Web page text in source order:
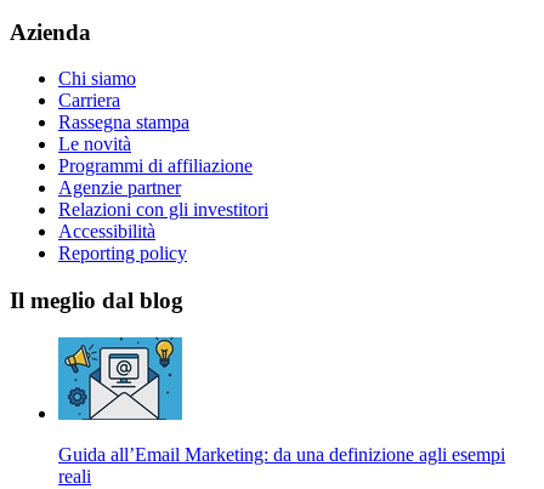
Azienda
Chi siamo
Carriera
Rassegna stampa
Le novità
Programmi di affiliazione
Agenzie partner
Relazioni con gli investitori
Accessibilità
Reporting policy
Il meglio dal blog
Guida all’Email Marketing: da una definizione agli esempi
reali